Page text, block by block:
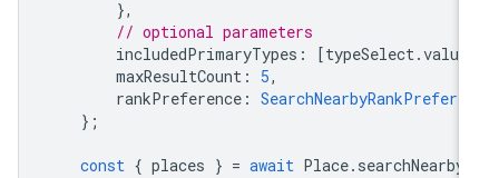
// optional parameters
includedPrimaryTypes: [typeSelect.value
maxResultCount:
rankPreference:
const { places = await Place.searchNearby